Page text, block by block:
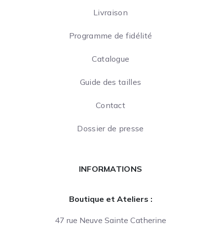
Livraison
Programme de fidélité
Catalogue
Guide des tailles
Contact
Dossier de presse
INFORMATIONS
Boutique et Ateliers :
47 rue Neuve Sainte Catherine